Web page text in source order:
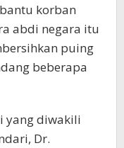
korban
abdi negara itu
puing
beberapa
yang diwakili
Dr.